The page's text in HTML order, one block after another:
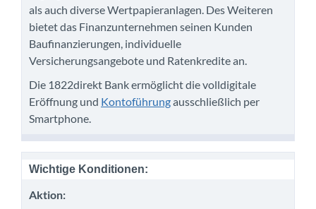
als auch diverse Wertpapieranlagen. Des Weiteren
bietet das Finanzunternehmen seinen Kunden
Baufinanzierungen, individuelle
Versicherungsangebote und Ratenkredite an.
Die 1822direkt Bank ermöglicht die volldigitale
Eröffnung und Kontoführungausschließlich per
Smartphone.
Wichtige Konditionen:
Aktion: